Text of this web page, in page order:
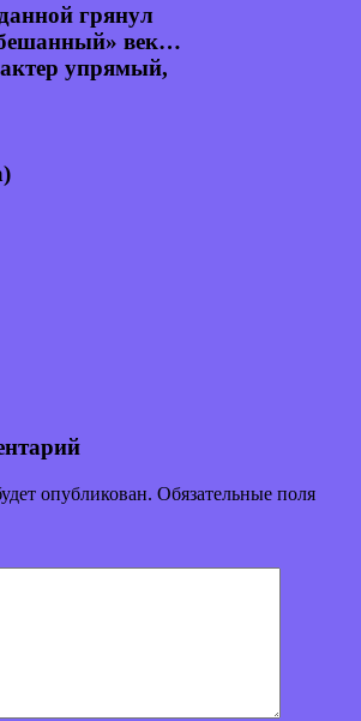
грянул
век…
упрямый,
опубликован. Обязательные поля